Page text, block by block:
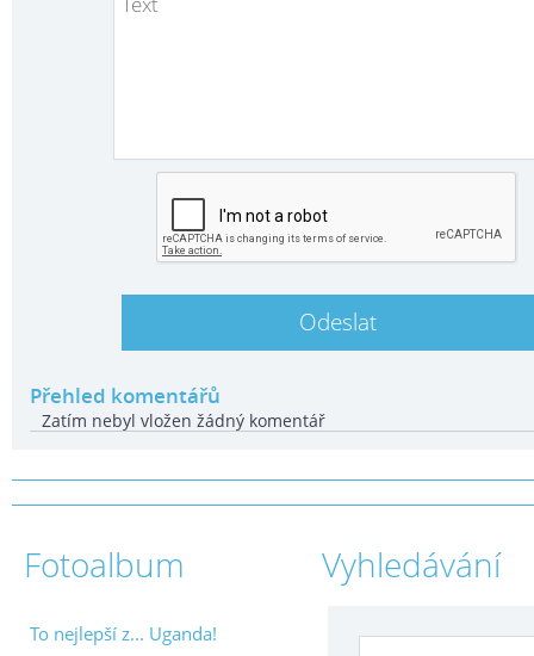
Přehled komentářů
Zatím nebyl vložen žádný komentář
Fotoalbum
To nejlepší z... Uganda!
Vyhledávání